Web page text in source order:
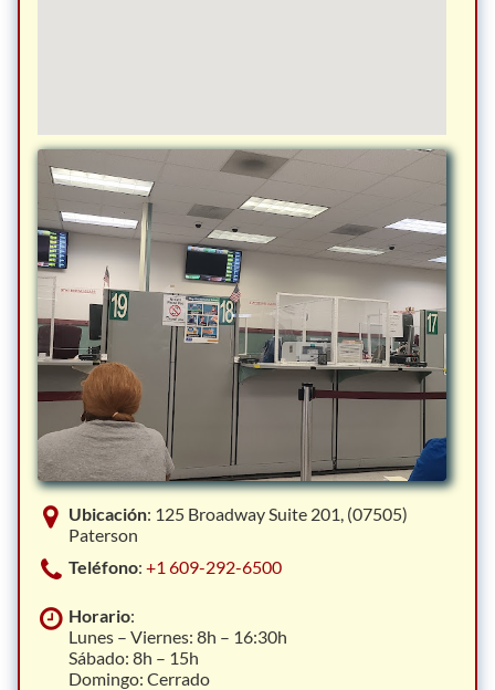
Ubicación: 125 Broadway Suite 201, (07505)
Paterson
Teléfono: +1 609-292-6500
Horario:
Lunes – Viernes: 8h – 16:30h
Sábado: 8h – 15h
Domingo: Cerrado